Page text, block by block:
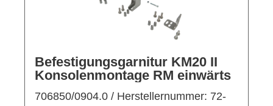
Befestigungsgarnitur KM20 II
Konsolenmontage RM einwärts
706850/0904.0 / Herstellernummer: 72-